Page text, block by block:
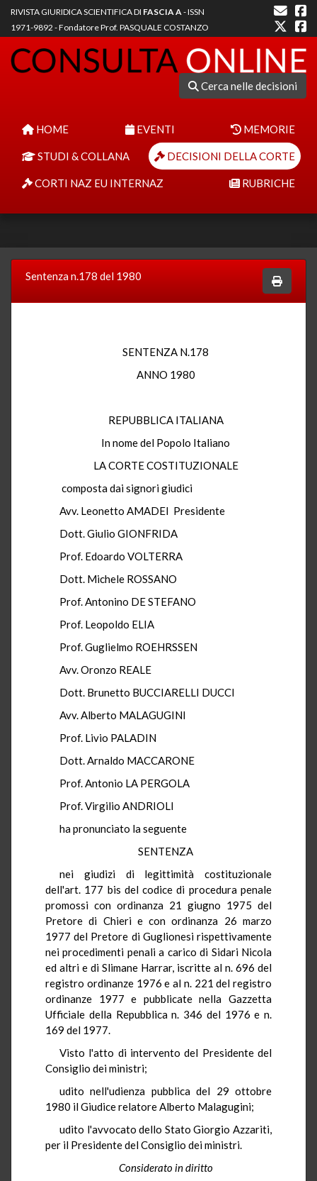
RIVISTA GIURIDICA SCIENTIFICA DI FASCIA A- ISSN
1971-9892 - Fondatore Prof. PASQUALE COSTANZO
Cerca nelle decisioni
HOME EVENTI MEMORIE
STUDI & COLLANA DECISIONI DELLA CORTE
CORTI NAZ EU INTERNAZ RUBRICHE
Sentenza n.178 del 1980
SENTENZA N.178
ANNO 1980
REPUBBLICA ITALIANA
In nome del Popolo Italiano
LA CORTE COSTITUZIONALE
composta dai signori giudici
Avv. Leonetto AMADEI Presidente
Dott. Giulio GIONFRIDA
Prof. Edoardo VOLTERRA
Dott. Michele ROSSANO
Prof. Antonino DE STEFANO
Prof. Leopoldo ELIA
Prof. Guglielmo ROEHRSSEN
Avv. Oronzo REALE
Dott. Brunetto BUCCIARELLI DUCCI
Avv. Alberto MALAGUGINI
Prof. Livio PALADIN
Dott. Arnaldo MACCARONE
Prof. Antonio LA PERGOLA
Prof. Virgilio ANDRIOLI
ha pronunciato la seguente
SENTENZA
nei giudizi di legittimità costituzionale
dell'art. 177 bis del codice di procedura penale
promossi con ordinanza 21 giugno 1975 del
Pretore di Chieri e con ordinanza 26 marzo
1977 del Pretore di Guglionesi rispettivamente
nei procedimenti penali a carico di Sidari Nicola
ed altri e di Slimane Harrar, iscritte al n. 696 del
registro ordinanze 1976 e al n. 221 del registro
ordinanze 1977 e pubblicate nella Gazzetta
Ufficiale della Repubblica n. 346 del 1976 e n.
169 del 1977.
Visto l'atto di intervento del Presidente del
Consiglio dei ministri;
udito nell'udienza pubblica del 29 ottobre
1980 il Giudice relatore Alberto Malagugini;
udito l'avvocato dello Stato Giorgio Azzariti,
per il Presidente del Consiglio dei ministri.
Considerato in diritto